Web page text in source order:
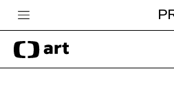
Česká televize
Zpravodajství